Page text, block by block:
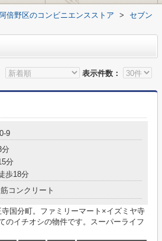
倍野区のコンビニエンスストア >
セブン
表示件数：
9
分
分
歩18分
コンクリート
国分町。ファミリーマート×イズミヤ寺
のイチオシの物件です。スーパーライフ